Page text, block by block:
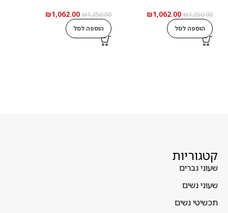
₪1,250.00
₪1,062.00
הוספה לסל
₪1,250.00
₪1,062.00
הוספה לסל
קטגוריות
שעוני גברים
שעוני נשים
תכשיטי נשים